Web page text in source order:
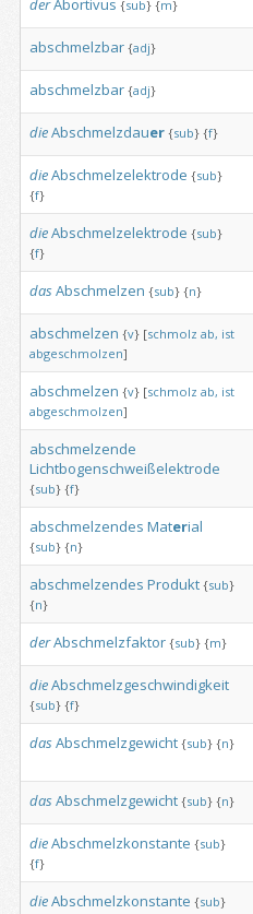
derAbortivus {sub} {m}
abschmelzbar {adj}
abschmelzbar {adj}
dieAbschmelzdauer {sub} {f}
dieAbschmelzelektrode {sub}
{f}
dieAbschmelzelektrode {sub}
{f}
dasAbschmelzen {sub} {n}
abschmelzen {v} [schmolz ab, ist
abgeschmolzen]
abschmelzen {v} [schmolz ab, ist
abgeschmolzen]
abschmelzende
Lichtbogenschweißelektrode
{sub} {f}
abschmelzendes Material
{sub} {n}
abschmelzendes Produkt {sub}
{n}
derAbschmelzfaktor {sub} {m}
dieAbschmelzgeschwindigkeit
{sub} {f}
dasAbschmelzgewicht {sub} {n}
dasAbschmelzgewicht {sub} {n}
dieAbschmelzkonstante {sub}
{f}
dieAbschmelzkonstante {sub}